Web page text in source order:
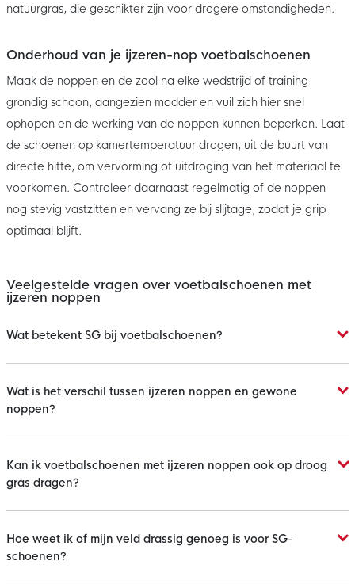
natuurgras, die geschikter zijn voor drogere omstandigheden.
Onderhoud van je ijzeren-nop voetbalschoenen
Maak de noppen en de zool na elke wedstrijd of training
grondig schoon, aangezien modder en vuil zich hier snel
ophopen en de werking van de noppen kunnen beperken. Laat
de schoenen op kamertemperatuur drogen, uit de buurt van
directe hitte, om vervorming of uitdroging van het materiaal te
voorkomen. Controleer daarnaast regelmatig of de noppen
nog stevig vastzitten en vervang ze bij slijtage, zodat je grip
optimaal blijft.
Veelgestelde vragen over voetbalschoenen met
ijzeren noppen
Wat betekent SG bij voetbalschoenen?
Wat is het verschil tussen ijzeren noppen en gewone
noppen?
Kan ik voetbalschoenen met ijzeren noppen ook op droog
gras dragen?
Hoe weet ik of mijn veld drassig genoeg is voor SG-
schoenen?